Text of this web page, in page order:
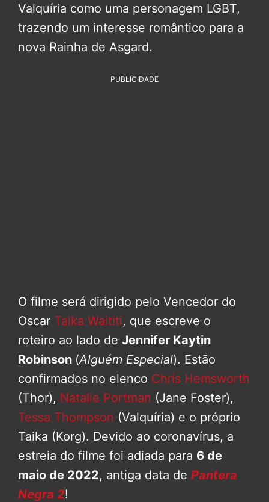
Valquíria como uma personagem LGBT,
trazendo um interesse romântico para a
nova Rainha de Asgard.
PUBLICIDADE
O filme será dirigido pelo Vencedor do
Oscar Taika Waititi, que escreve o
roteiro ao lado de Jennifer Kaytin
Robinson (Alguém Especial). Estão
confirmados no elenco Chris Hemsworth
(Thor), Natalie Portman (Jane Foster),
Tessa Thompson (Valquíria) e o próprio
Taika (Korg). Devido ao coronavírus, a
estreia do filme foi adiada para 6 de
maio de 2022, antiga data de Pantera
Negra 2!